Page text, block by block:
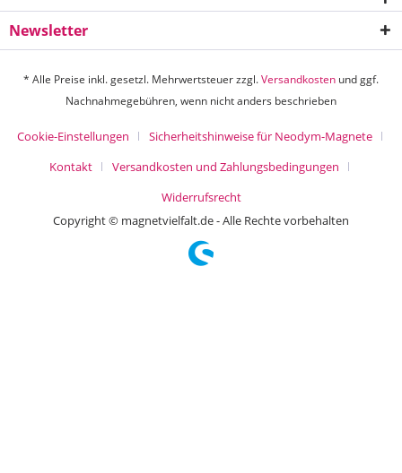
Newsletter
* Alle Preise inkl. gesetzl. Mehrwertsteuer zzgl.Versandkosten und ggf.
Nachnahmegebühren, wenn nicht anders beschrieben
Cookie-Einstellungen
Sicherheitshinweise für Neodym-Magnete
Kontakt
Versandkosten und Zahlungsbedingungen
Widerrufsrecht
Copyright © magnetvielfalt.de - Alle Rechte vorbehalten